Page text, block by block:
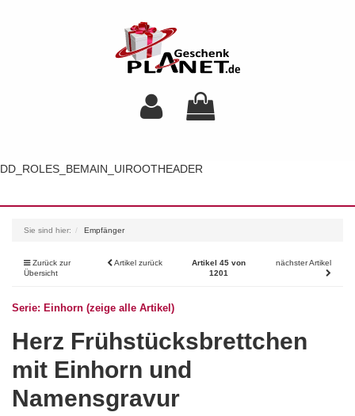
DD_ROLES_BEMAIN_UIROOTHEADER
Sie sind hier: Empfänger
Zurück zur
Übersicht
Artikel zurück
Artikel 45 von
1201
nächster Artikel
Serie: Einhorn (zeige alle Artikel)
Herz Frühstücksbrettchen
mit Einhorn und
Namensgravur